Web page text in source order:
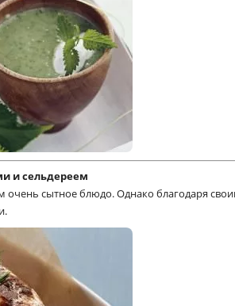
и сельдереем
очень сытное блюдо. Однако благодаря